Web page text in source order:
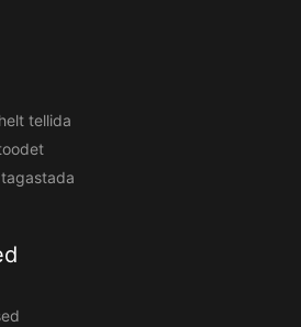
tellida